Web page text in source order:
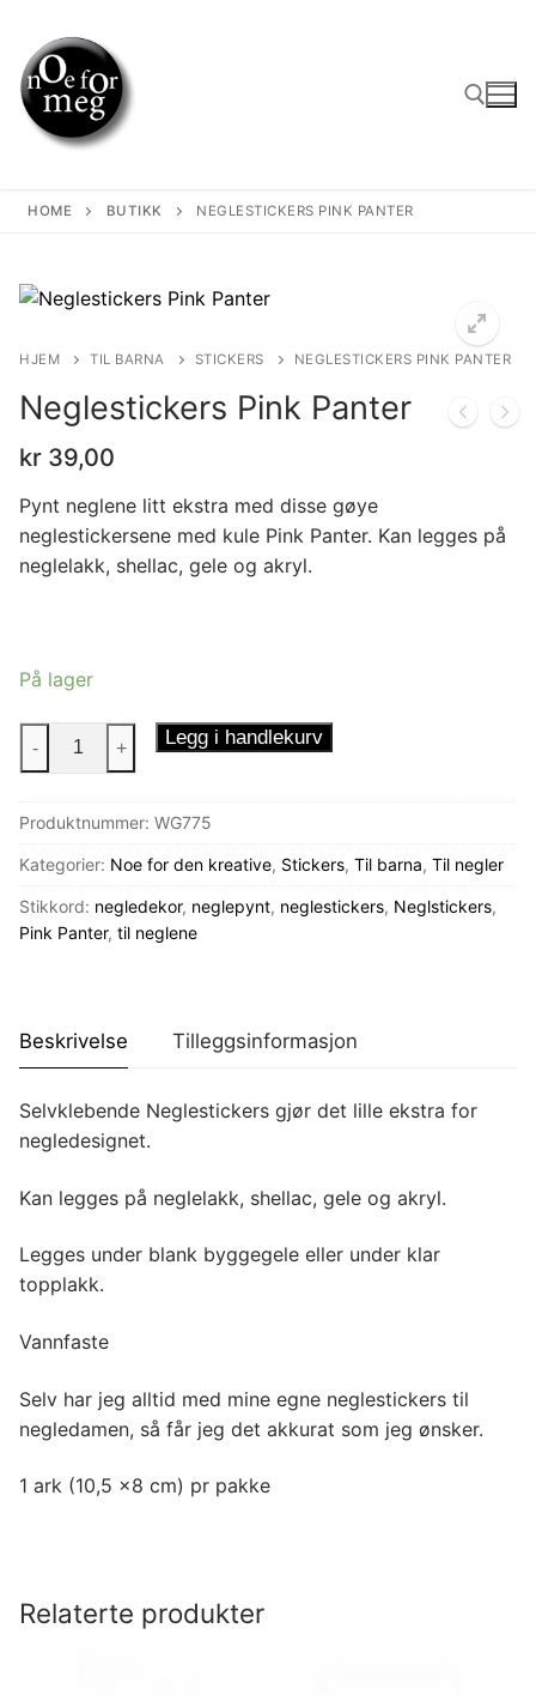
content
HOME BUTIKK NEGLESTICKERS PINK PANTER
HJEM TIL BARNA STICKERS NEGLESTICKERS PINK PANTER
Neglestickers Pink Panter
kr 39,00
Pynt neglene litt ekstra med disse gøye
neglestickersene med kule Pink Panter. Kan legges på
neglelakk, shellac, gele og akryl.
På lager
Neglestickers
Pink
antall
- + Legg i handlekurv
Produktnummer: WG775
Kategorier: Noe for den kreative, Stickers, Til barna, Til negler
Stikkord: negledekor, neglepynt, neglestickers, Neglstickers,
Pink Panter, til neglene
Beskrivelse Tilleggsinformasjon
Selvklebende Neglestickers gjør det lille ekstra for
negledesignet.
Kan legges på neglelakk, shellac, gele og akryl.
Legges under blank byggegele eller under klar
topplakk.
Vannfaste
Selv har jeg alltid med mine egne neglestickers til
negledamen, så får jeg det akkurat som jeg ønsker.
1 ark (10,5 x8 cm) pr pakke
Relaterte produkter